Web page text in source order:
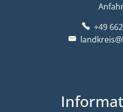
+49